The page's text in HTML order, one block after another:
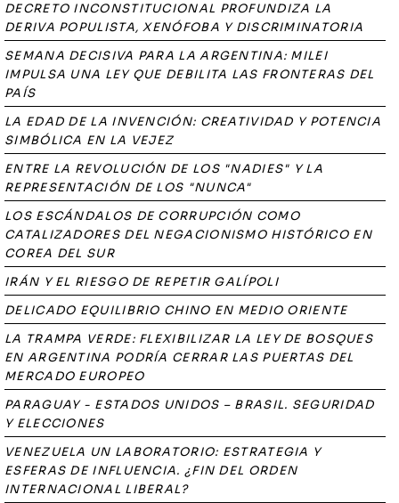
DECRETO INCONSTITUCIONAL PROFUNDIZA LA
DERIVA POPULISTA, XENÓFOBA Y DISCRIMINATORIA
SEMANA DECISIVA PARA LA ARGENTINA: MILEI
IMPULSA UNA LEY QUE DEBILITA LAS FRONTERAS DEL
PAÍS
LA EDAD DE LA INVENCIÓN: CREATIVIDAD Y POTENCIA
SIMBÓLICA EN LA VEJEZ
ENTRE LA REVOLUCIÓN DE LOS "NADIES" Y LA
REPRESENTACIÓN DE LOS "NUNCA"
LOS ESCÁNDALOS DE CORRUPCIÓN COMO
CATALIZADORES DEL NEGACIONISMO HISTÓRICO EN
COREA DEL SUR
IRÁN Y EL RIESGO DE REPETIR GALÍPOLI
DELICADO EQUILIBRIO CHINO EN MEDIO ORIENTE
LA TRAMPA VERDE: FLEXIBILIZAR LA LEY DE BOSQUES
EN ARGENTINA PODRÍA CERRAR LAS PUERTAS DEL
MERCADO EUROPEO
PARAGUAY - ESTADOS UNIDOS – BRASIL. SEGURIDAD
Y ELECCIONES
VENEZUELA UN LABORATORIO: ESTRATEGIA Y
ESFERAS DE INFLUENCIA. ¿FIN DEL ORDEN
INTERNACIONAL LIBERAL?